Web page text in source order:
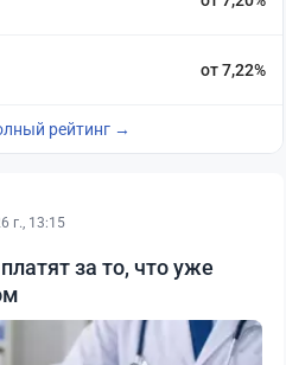
от 7,22%
рейтинг →
г., 13:15
за то, что уже